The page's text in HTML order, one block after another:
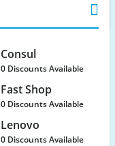
Consul
0 Discounts Available
Fast Shop
0 Discounts Available
Lenovo
0 Discounts Available